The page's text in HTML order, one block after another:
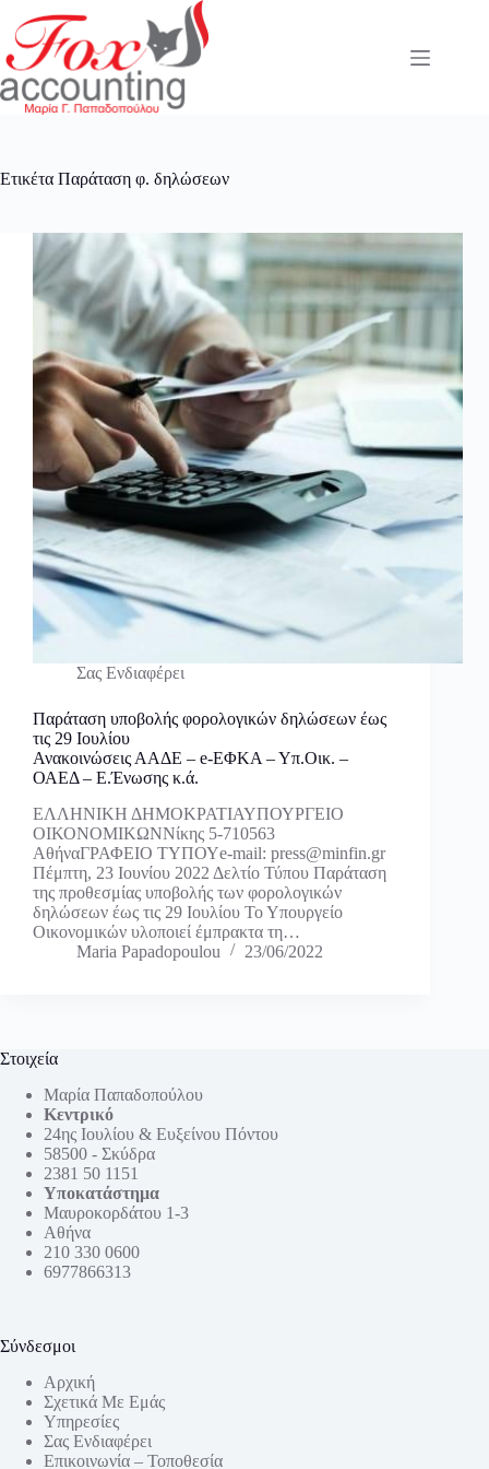
στο
περιεχόμενο
Ετικέτα Παράταση φ. δηλώσεων
Σας Ενδιαφέρει
Παράταση υποβολής φορολογικών δηλώσεων έως
τις 29 Ιουλίου
Ανακοινώσεις ΑΑΔΕ – e-ΕΦΚΑ – Υπ.Οικ. –
ΟΑΕΔ – Ε.Ένωσης κ.ά.
ΕΛΛΗΝΙΚΗ ΔΗΜΟΚΡΑΤΙΑΥΠΟΥΡΓΕΙΟ
ΟΙΚΟΝΟΜΙΚΩΝΝίκης 5-710563
ΑθήναΓΡΑΦΕΙΟ ΤΥΠΟΥe-mail: press@minfin.gr
Πέμπτη, 23 Ιουνίου 2022 Δελτίο Τύπου Παράταση
της προθεσμίας υποβολής των φορολογικών
δηλώσεων έως τις 29 Ιουλίου Το Υπουργείο
Οικονομικών υλοποιεί έμπρακτα τη…
Maria Papadopoulou
23/06/2022
Στοιχεία
Μαρία Παπαδοπούλου
Κεντρικό
24ης Ιουλίου & Ευξείνου Πόντου
58500 - Σκύδρα
2381 50 1151
Υποκατάστημα
Μαυροκορδάτου 1-3
Αθήνα
210 330 0600
6977866313
Σύνδεσμοι
Αρχική
Σχετικά Με Εμάς
Υπηρεσίες
Σας Ενδιαφέρει
Επικοινωνία – Τοποθεσία